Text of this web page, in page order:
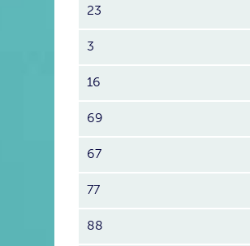
23
3
16
69
67
77
88